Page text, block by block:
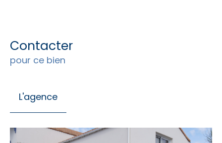
Contacter
pour ce bien
L'agence